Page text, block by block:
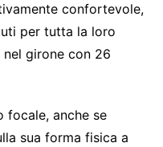
confortevole,
per tutta la loro
girone con 26
focale, anche se
sua forma fisica a